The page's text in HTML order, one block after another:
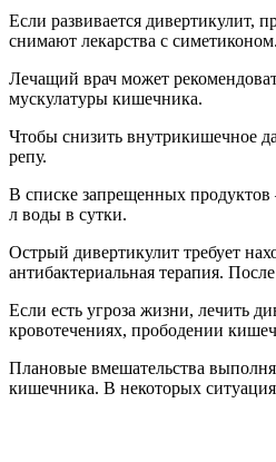
Если развивается
снимают лекарства с
Лечащий врач может
мускулатуры кишечника.
Чтобы снизить внутрикишечное
репу.
В списке запрещенных продуктов
л воды в сутки.
Острый дивертикулит требует
антибактериальная терапия.
Если есть угроза жизни, лечить
кровотечениях, прободении
Плановые вмешательства
кишечника. В некоторых